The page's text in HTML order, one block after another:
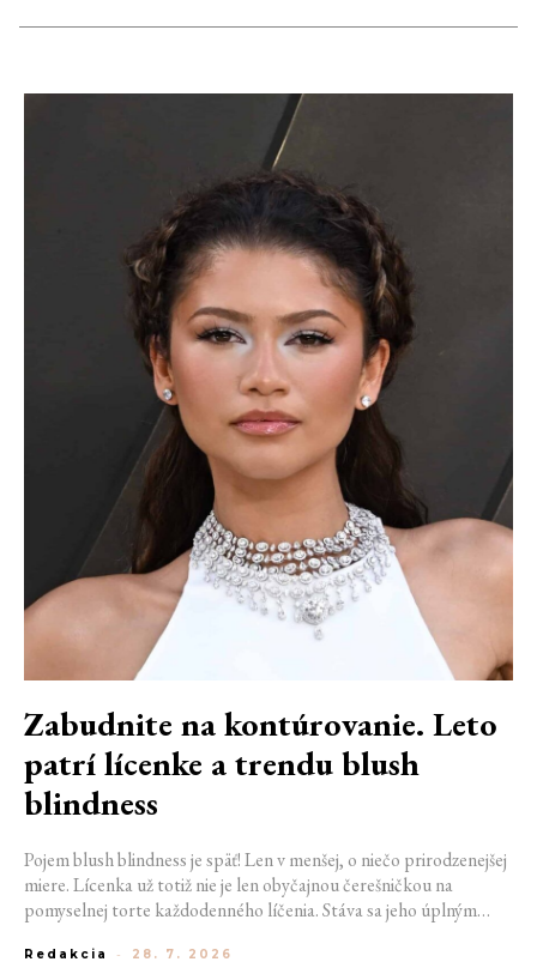
Zabudnite na kontúrovanie. Leto
patrí lícenke a trendu blush
blindness
Pojem blush blindness je späť! Len v menšej, o niečo prirodzenejšej
miere. Lícenka už totiž nie je len obyčajnou čerešničkou na
pomyselnej torte každodenného líčenia. Stáva sa jeho úplným
sviežosť, ktorú žiadny iný produkt napodobniť nedokáže. Termín
Redakcia - 28. 7. 2026